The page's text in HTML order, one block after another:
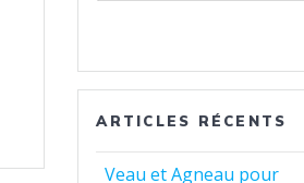
ARTICLES RÉCENTS
Veau et Agneau pour